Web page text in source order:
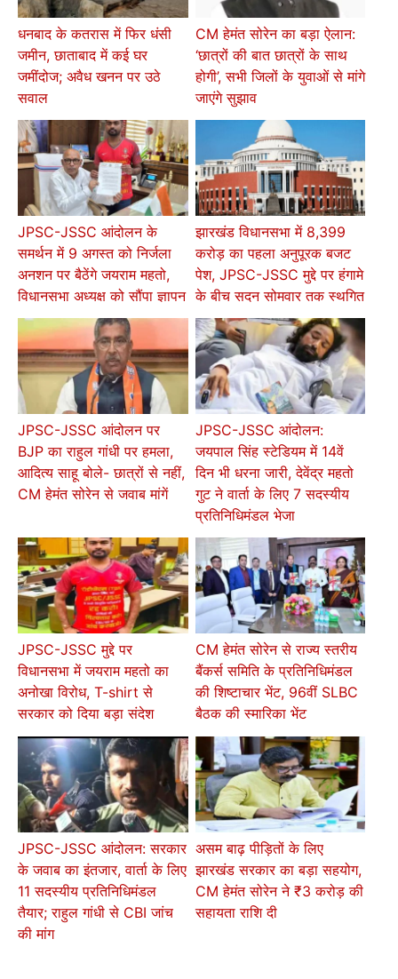
धनबाद के कतरास में फिर धंसी
जमीन, छाताबाद में कई घर
जमींदोज; अवैध खनन पर उठे
सवाल
CM हेमंत सोरेन का बड़ा ऐलान:
‘छात्रों की बात छात्रों के साथ
होगी’, सभी जिलों के युवाओं से मांगे
जाएंगे सुझाव
JPSC-JSSC आंदोलन के
समर्थन में 9 अगस्त को निर्जला
अनशन पर बैठेंगे जयराम महतो,
विधानसभा अध्यक्ष को सौंपा ज्ञापन
झारखंड विधानसभा में 8,399
करोड़ का पहला अनुपूरक बजट
पेश, JPSC-JSSC मुद्दे पर हंगामे
के बीच सदन सोमवार तक स्थगित
JPSC-JSSC आंदोलन पर
BJP का राहुल गांधी पर हमला,
आदित्य साहू बोले- छात्रों से नहीं,
CM हेमंत सोरेन से जवाब मांगें
JPSC-JSSC आंदोलन:
जयपाल सिंह स्टेडियम में 14वें
दिन भी धरना जारी, देवेंद्र महतो
गुट ने वार्ता के लिए 7 सदस्यीय
प्रतिनिधिमंडल भेजा
JPSC-JSSC मुद्दे पर
विधानसभा में जयराम महतो का
अनोखा विरोध, T-shirt से
सरकार को दिया बड़ा संदेश
CM हेमंत सोरेन से राज्य स्तरीय
बैंकर्स समिति के प्रतिनिधिमंडल
की शिष्टाचार भेंट, 96वीं SLBC
बैठक की स्मारिका भेंट
JPSC-JSSC आंदोलन: सरकार
के जवाब का इंतजार, वार्ता के लिए
11 सदस्यीय प्रतिनिधिमंडल
तैयार; राहुल गांधी से CBI जांच
की मांग
असम बाढ़ पीड़ितों के लिए
झारखंड सरकार का बड़ा सहयोग,
CM हेमंत सोरेन ने ₹3 करोड़ की
सहायता राशि दी